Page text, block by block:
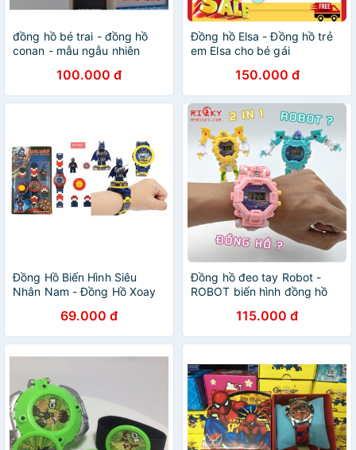
đồng hồ bé trai - đồng hồ
conan - mẫu ngẫu nhiên
100.000 đ
Đồng hồ Elsa - Đồng hồ trẻ
em Elsa cho bé gái
150.000 đ
Đồng Hồ Biến Hình Siêu
Nhân Nam - Đồng Hồ Xoay
69.000 đ
Đồng hồ đeo tay Robot -
ROBOT biến hình đồng hồ
115.000 đ